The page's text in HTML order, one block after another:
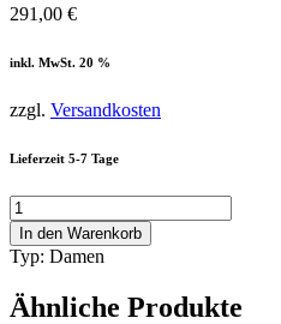
291,00 €
inkl. MwSt. 20 %
zzgl. Versandkosten
Lieferzeit 5-7 Tage
Kador
-
VENUS-
K
3473
Menge
In den Warenkorb
Typ: Damen
Ähnliche Produkte